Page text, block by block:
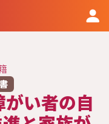
い者の自